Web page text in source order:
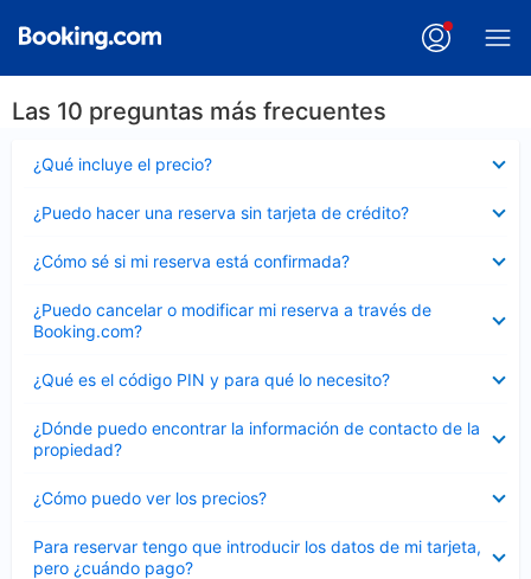
Las 10 preguntas más frecuentes
¿Qué incluye el precio?
cerrado
¿Puedo hacer una reserva sin tarjeta de crédito?
cerrado
¿Cómo sé si mi reserva está confirmada?
cerrado
¿Puedo cancelar o modificar mi reserva a través de
Booking.com?
cerrado
¿Qué es el código PIN y para qué lo necesito?
cerrado
¿Dónde puedo encontrar la información de contacto de la
propiedad?
cerrado
¿Cómo puedo ver los precios?
cerrado
Para reservar tengo que introducir los datos de mi tarjeta,
pero ¿cuándo pago?
cerrado